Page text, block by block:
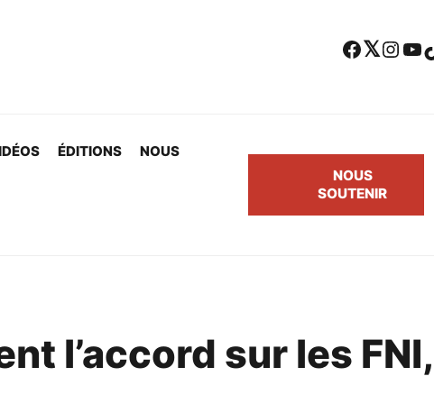
Facebook Twitter Instagram YouTube TikTok
ÉDITIONS NOUS
NOUS
SOUTENIR
l’accord sur les FNI,